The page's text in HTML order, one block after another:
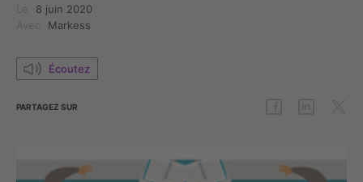
8 juin 2020
Markess
Écoutez
PARTAGEZ SUR